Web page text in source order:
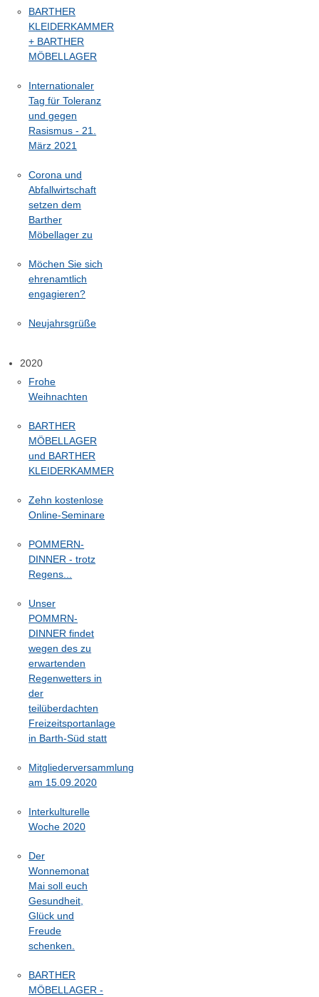
BARTHER
KLEIDERKAMMER
+ BARTHER
MÖBELLAGER
Internationaler
Tag für Toleranz
und gegen
Rasismus - 21.
März 2021
Corona und
Abfallwirtschaft
setzen dem
Barther
Möbellager zu
Möchen Sie sich
ehrenamtlich
engagieren?
Neujahrsgrüße
2020
Frohe
Weihnachten
BARTHER
MÖBELLAGER
und BARTHER
KLEIDERKAMMER
Zehn kostenlose
Online-Seminare
POMMERN-
DINNER - trotz
Regens...
Unser
POMMRN-
DINNER findet
wegen des zu
erwartenden
Regenwetters in
der
teilüberdachten
Freizeitsportanlage
in Barth-Süd statt
Mitgliederversammlung
am 15.09.2020
Interkulturelle
Woche 2020
Der
Wonnemonat
Mai soll euch
Gesundheit,
Glück und
Freude
schenken.
BARTHER
MÖBELLAGER -